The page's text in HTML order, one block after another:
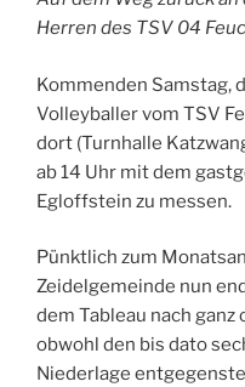
Herren des TSV 04
Kommenden Samstag,
Volleyballer vom TSV
dort (Turnhalle
ab 14 Uhr mit dem
Egloffstein zu messen.
Pünktlich zum
Zeidelgemeinde nun
dem Tableau nach ganz
obwohl den bis dato
Niederlage